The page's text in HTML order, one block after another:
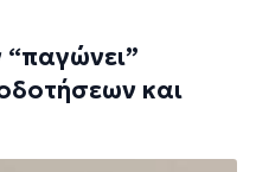
“παγώνει”
και